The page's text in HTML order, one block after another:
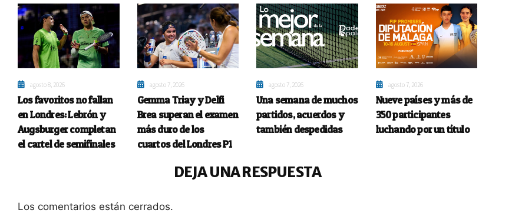
agosto 8, 2026
Los favoritos no fallan
en Londres: Lebrón y
Augsburger completan
el cartel de semifinales
agosto 7, 2026
Gemma Triay y Delfi
Brea superan el examen
más duro de los
cuartos del Londres P1
agosto 7, 2026
Una semana de muchos
partidos, acuerdos y
también despedidas
agosto 7, 2026
Nueve países y más de
350 participantes
luchando por un título
DEJA UNA RESPUESTA
Los comentarios están cerrados.